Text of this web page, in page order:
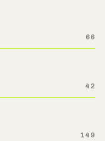
66
42
149